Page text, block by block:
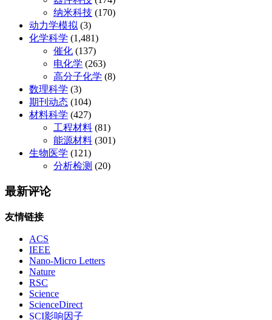
纳米科技 (170)
动力学模拟 (3)
化学科学 (1,481)
催化 (137)
电化学 (263)
高分子化学 (8)
数理科学 (3)
期刊动态 (104)
材料科学 (427)
工程材料 (81)
能源材料 (301)
生物医学 (121)
分析检测 (20)
最新评论
友情链接
ACS
IEEE
Nano-Micro Letters
Nature
RSC
Science
ScienceDirect
SCI影响因子